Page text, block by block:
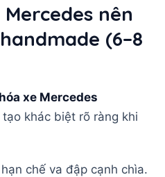
nên
(6–8
xe Mercedes
khác biệt rõ ràng khi
hạn chế va đập cạnh chìa.